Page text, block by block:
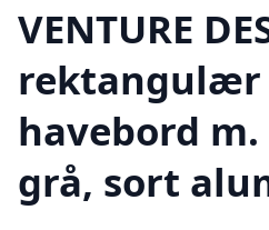
VENTURE
rektangulær
havebord
grå, sort